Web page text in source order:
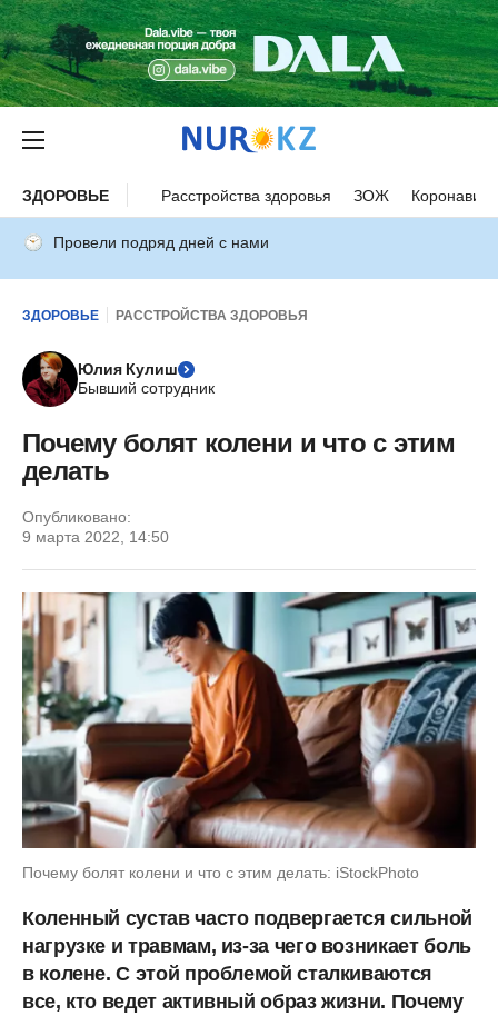
ЗДОРОВЬЕ Расстройства здоровья ЗОЖ
Провели подряд дней с нами
ЗДОРОВЬЕ РАССТРОЙСТВА ЗДОРОВЬЯ
Юлия Кулиш
Бывший сотрудник
Почему болят колени и что с этим
делать
Опубликовано:
9 марта 2022, 14:50
Почему болят колени и что с этим делать: iStockPhoto
Коленный сустав часто подвергается сильной
нагрузке и травмам, из-за чего возникает боль
в колене. С этой проблемой сталкиваются
все, кто ведет активный образ жизни. Почему